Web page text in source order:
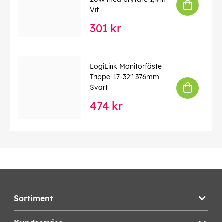
Vit
301 kr
LogiLink Monitorfäste
Trippel 17-32" 376mm
Svart
474 kr
Sortiment